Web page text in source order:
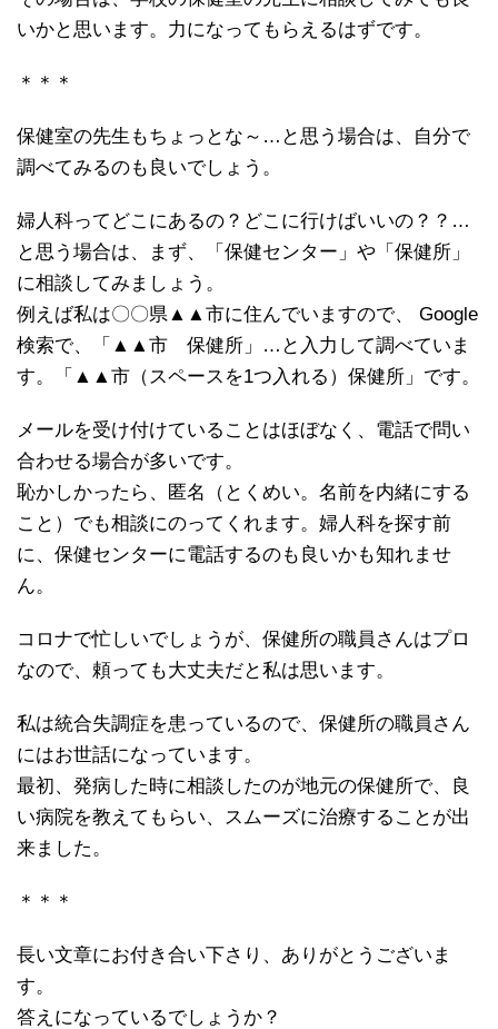
いかと思います。力になってもらえるはずです。
＊＊＊
保健室の先生もちょっとな～…と思う場合は、自分で
調べてみるのも良いでしょう。
婦人科ってどこにあるの？どこに行けばいいの？？…
と思う場合は、まず、「保健センター」や「保健所」
に相談してみましょう。
例えば私は〇〇県▲▲市に住んでいますので、 Google
検索で、「▲▲市 保健所」…と入力して調べていま
す。「▲▲市（スペースを1つ入れる）保健所」です。
メールを受け付けていることはほぼなく、電話で問い
合わせる場合が多いです。
恥かしかったら、匿名（とくめい。名前を内緒にする
こと）でも相談にのってくれます。婦人科を探す前
に、保健センターに電話するのも良いかも知れませ
ん。
コロナで忙しいでしょうが、保健所の職員さんはプロ
なので、頼っても大丈夫だと私は思います。
私は統合失調症を患っているので、保健所の職員さん
にはお世話になっています。
最初、発病した時に相談したのが地元の保健所で、良
い病院を教えてもらい、スムーズに治療することが出
来ました。
＊＊＊
長い文章にお付き合い下さり、ありがとうございま
す。
答えになっているでしょうか？